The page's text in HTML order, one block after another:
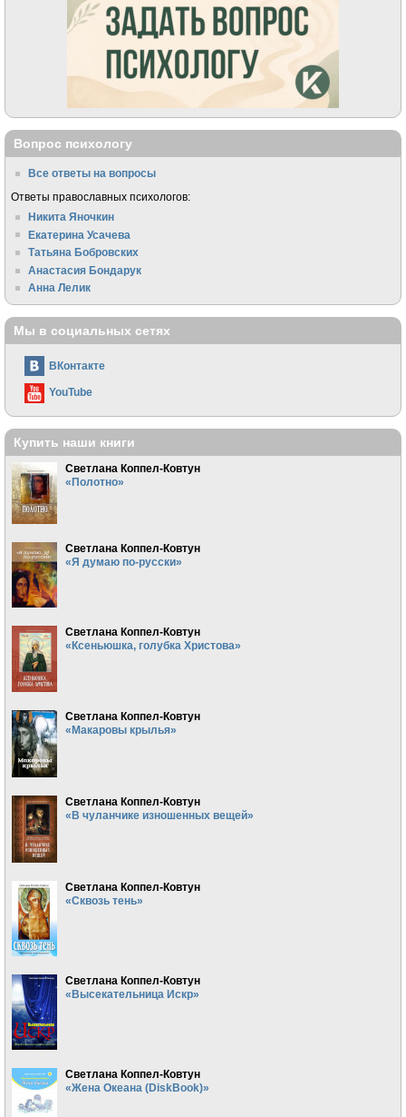
Вопрос психологу
Все ответы на вопросы
Ответы православных психологов:
Никита Яночкин
Екатерина Усачева
Татьяна Бобровских
Анастасия Бондарук
Анна Лелик
Мы в социальных сетях
ВКонтакте
YouTube
Купить наши книги
Светлана Коппел-Ковтун
«Полотно»
Светлана Коппел-Ковтун
«Я думаю по-русски»
Светлана Коппел-Ковтун
«Ксеньюшка, голубка Христова»
Светлана Коппел-Ковтун
«Макаровы крылья»
Светлана Коппел-Ковтун
«В чуланчике изношенных вещей»
Светлана Коппел-Ковтун
«Сквозь тень»
Светлана Коппел-Ковтун
«Высекательница Искр»
Светлана Коппел-Ковтун
«Жена Океана (DiskBook)»